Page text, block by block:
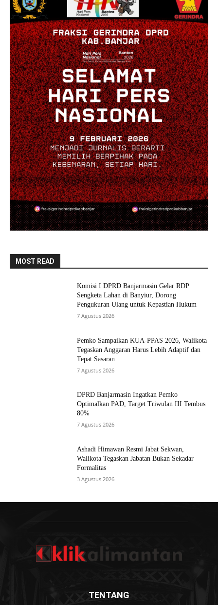
MOST READ
Komisi I DPRD Banjarmasin Gelar RDP
Sengketa Lahan di Banyiur, Dorong
Pengukuran Ulang untuk Kepastian Hukum
7 Agustus 2026
Pemko Sampaikan KUA-PPAS 2026, Walikota
Tegaskan Anggaran Harus Lebih Adaptif dan
Tepat Sasaran
7 Agustus 2026
DPRD Banjarmasin Ingatkan Pemko
Optimalkan PAD, Target Triwulan III Tembus
80%
7 Agustus 2026
Ashadi Himawan Resmi Jabat Sekwan,
Walikota Tegaskan Jabatan Bukan Sekadar
Formalitas
3 Agustus 2026
TENTANG